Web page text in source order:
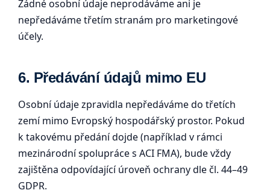
Žádné osobní údaje neprodáváme ani je
nepředáváme třetím stranám pro marketingové
účely.
6. Předávání údajů mimo EU
Osobní údaje zpravidla nepředáváme do třetích
zemí mimo Evropský hospodářský prostor. Pokud
k takovému předání dojde (například v rámci
mezinárodní spolupráce s ACI FMA), bude vždy
zajištěna odpovídající úroveň ochrany dle čl. 44–49
GDPR.